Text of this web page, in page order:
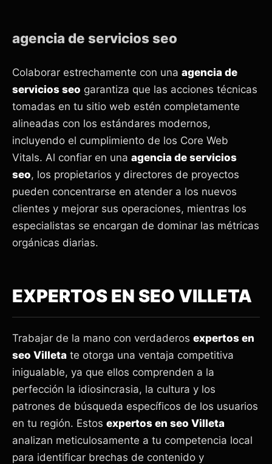
agencia de servicios seo
Colaborar estrechamente con una agencia de
servicios seo garantiza que las acciones técnicas
tomadas en tu sitio web estén completamente
alineadas con los estándares modernos,
incluyendo el cumplimiento de los Core Web
Vitals. Al confiar en una agencia de servicios
seo, los propietarios y directores de proyectos
pueden concentrarse en atender a los nuevos
clientes y mejorar sus operaciones, mientras los
especialistas se encargan de dominar las métricas
orgánicas diarias.
EXPERTOS EN SEO VILLETA
Trabajar de la mano con verdaderos expertos en
seo Villeta te otorga una ventaja competitiva
inigualable, ya que ellos comprenden a la
perfección la idiosincrasia, la cultura y los
patrones de búsqueda específicos de los usuarios
en tu región. Estos expertos en seo Villeta
analizan meticulosamente a tu competencia local
para identificar brechas de contenido y